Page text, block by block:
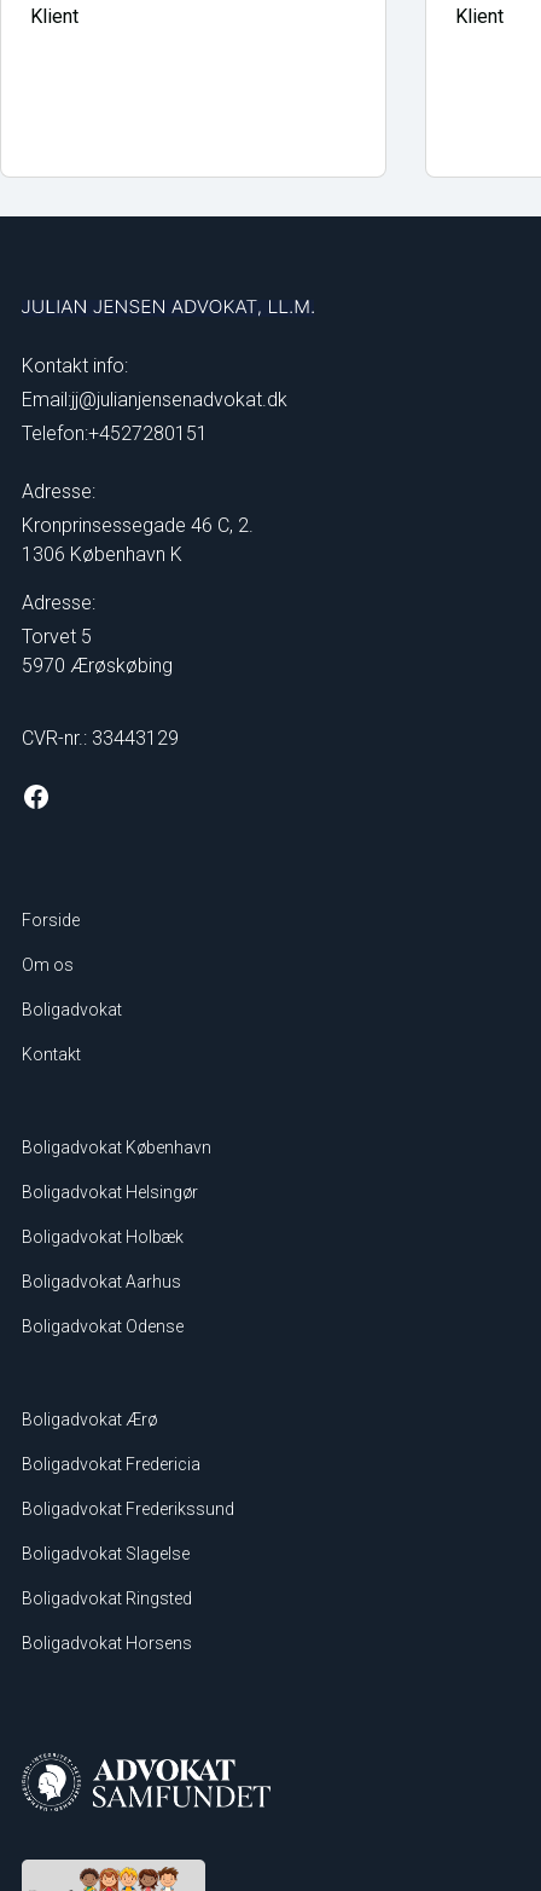
Klient
Klient
Kontakt info:
Email:jj@julianjensenadvokat.dk
Telefon:+4527280151
Adresse:
Kronprinsessegade 46 C, 2.
1306 København K
Adresse:
Torvet 5
5970 Ærøskøbing
CVR-nr.: 33443129
Forside
Om os
Boligadvokat
Kontakt
Boligadvokat København
Boligadvokat Helsingør
Boligadvokat Holbæk
Boligadvokat Aarhus
Boligadvokat Odense
Boligadvokat Ærø
Boligadvokat Fredericia
Boligadvokat Frederikssund
Boligadvokat Slagelse
Boligadvokat Ringsted
Boligadvokat Horsens